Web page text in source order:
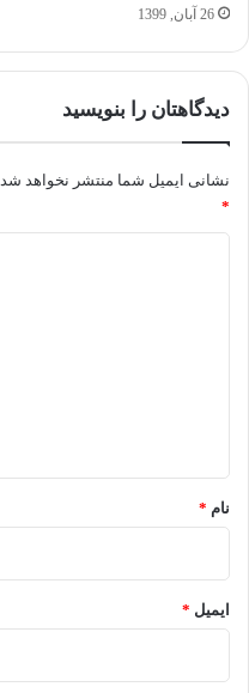
26 آبان, 1399
دیدگاهتان را بنویسید
نشانی ایمیل شما منتشر نخواهد شد.
*
نام *
ایمیل *